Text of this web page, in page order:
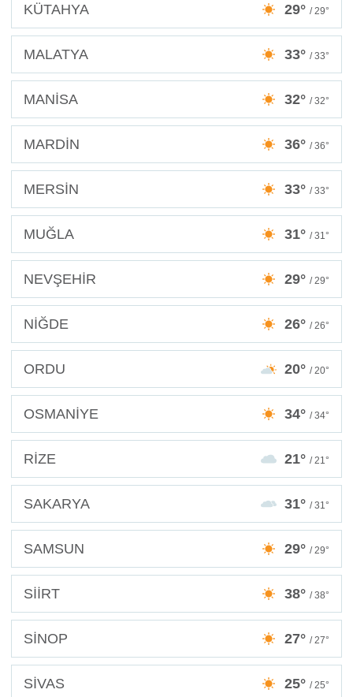
KÜTAHYA 29° / 29°
MALATYA 33° / 33°
MANİSA 32° / 32°
MARDİN 36° / 36°
MERSİN 33° / 33°
MUĞLA 31° / 31°
NEVŞEHİR 29° / 29°
NİĞDE 26° / 26°
ORDU 20° / 20°
OSMANİYE 34° / 34°
RİZE 21° / 21°
SAKARYA 31° / 31°
SAMSUN 29° / 29°
SİİRT 38° / 38°
SİNOP 27° / 27°
SİVAS 25° / 25°